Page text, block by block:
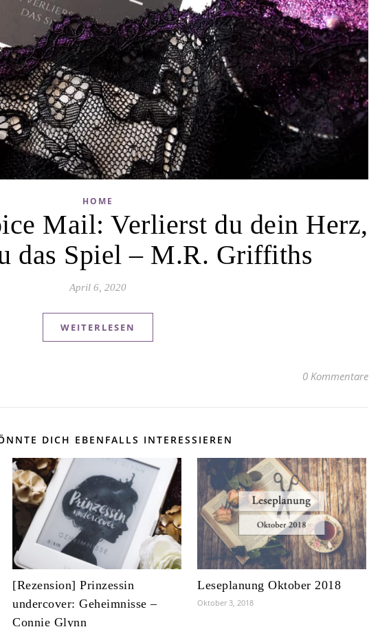
HOME
Mail: Verlierst du dein Herz,
das Spiel – M.R. Griffiths
April 6, 2020
WEITERLESEN
0 Kommentare
DICH EBENFALLS INTERESSIEREN
[Rezension] Prinzessin
undercover: Geheimnisse –
Connie Glynn
Leseplanung Oktober 2018
Oktober 3, 2018